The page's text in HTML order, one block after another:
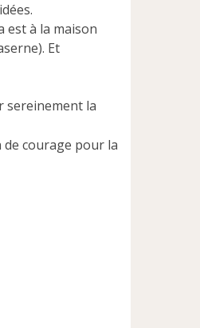
est à la maison
Et
sereinement la
de courage pour la